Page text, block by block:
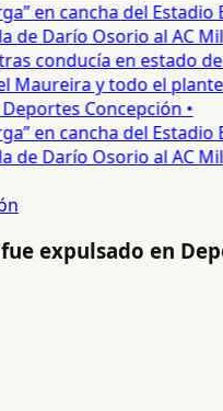
en cancha del Estadio
Darío Osorio al AC
conducía en estado de
y todo el plantel
Concepción •
en cancha del Estadio
Darío Osorio al AC
expulsado en